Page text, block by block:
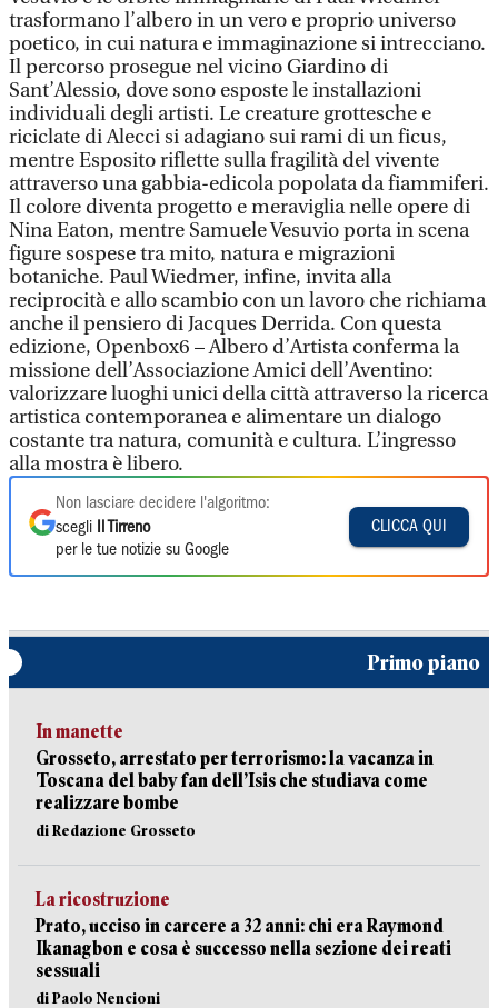
trasformano l’albero in un vero e proprio universo
poetico, in cui natura e immaginazione si intrecciano.
Il percorso prosegue nel vicino Giardino di
Sant’Alessio, dove sono esposte le installazioni
individuali degli artisti. Le creature grottesche e
riciclate di Alecci si adagiano sui rami di un ficus,
mentre Esposito riflette sulla fragilità del vivente
attraverso una gabbia-edicola popolata da fiammiferi.
Il colore diventa progetto e meraviglia nelle opere di
Nina Eaton, mentre Samuele Vesuvio porta in scena
figure sospese tra mito, natura e migrazioni
botaniche. Paul Wiedmer, infine, invita alla
reciprocità e allo scambio con un lavoro che richiama
anche il pensiero di Jacques Derrida. Con questa
edizione, Openbox6 – Albero d’Artista conferma la
missione dell’Associazione Amici dell’Aventino:
valorizzare luoghi unici della città attraverso la ricerca
artistica contemporanea e alimentare un dialogo
costante tra natura, comunità e cultura. L’ingresso
alla mostra è libero.
Non lasciare decidere l'algoritmo:
scegli
Il Tirreno
per le tue notizie su Google
CLICCA QUI
Primo piano
In manette
Grosseto, arrestato per terrorismo: la vacanza in
Toscana del baby fan dell’Isis che studiava come
realizzare bombe
di Redazione Grosseto
La ricostruzione
Prato, ucciso in carcere a 32 anni: chi era Raymond
Ikanagbon e cosa è successo nella sezione dei reati
sessuali
di Paolo Nencioni